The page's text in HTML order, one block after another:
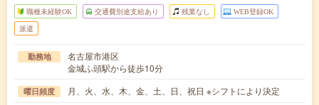
職種未経験OK 交通費別途支給あり 残業なし WEB登録OK
派遣
勤務地
名古屋市港区
金城ふ頭駅から徒歩10分
曜日頻度 月、火、水、木、金、土、日、祝日 ※シフトにより決定